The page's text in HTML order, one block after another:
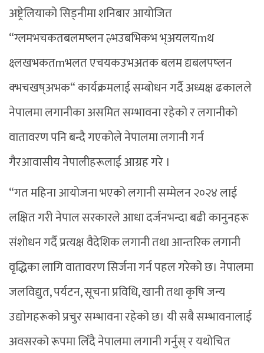
अष्ट्रेलियाको सिड्नीमा शनिबार आयोजित
“ग्लमभचकतबलमष्लन ल्भउबभिकभ भ्अयलयmथ
क्ष्लखभकतmभलत एचयकउभअतक बलम द्यबलपष्लन
क्भचखष्अभक“ कार्यक्रमलाई सम्बोधन गर्दै अध्यक्ष ढकालले
नेपालमा लगानीका असमित सम्भावना रहेको र लगानीको
वातावरण पनि बन्दै गएकोले नेपालमा लगानी गर्न
गैरआवासीय नेपालीहरूलाई आग्रह गरे ।
“गत महिना आयोजना भएको लगानी सम्मेलन २०२४ लाई
लक्षित गरी नेपाल सरकारले आधा दर्जनभन्दा बढी कानुनहरू
संशोधन गर्दै प्रत्यक्ष वैदेशिक लगानी तथा आन्तरिक लगानी
वृद्धिका लागि वातावरण सिर्जना गर्न पहल गरेको छ। नेपालमा
जलविद्युत, पर्यटन, सूचना प्रविधि, खानी तथा कृषि जन्य
उद्योगहरूको प्रचुर सम्भावना रहेको छ। यी सबै सम्भावनालाई
अवसरको रूपमा लिँदै नेपालमा लगानी गर्नुस् र यथोचित